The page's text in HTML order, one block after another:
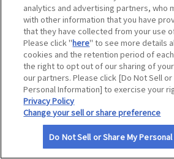
魚民 大村駅前店
飲食代10％割
アプリクーポン
ログインのうえ
用にはJAFアプ
です。
魚民 佐世保京町店
飲食代10％割
店舗を見る
サンマルクカフェ 佐世保四ヶ町店
アプリクーポン
ログインのうえ
用にはJAFアプ
です。
サンマルクカフェ 長崎浜町店
しゃぶ葉北佐世保店
アプリクーポン
ログインのうえ
用にはJAFアプ
です。
analytics and advertising partners, who
with other information that you have
that they have collected from your use
Please click "here" to see more details
cookies and the retention period of
the right to opt out of our sharing of
our partners. Please click [Do Not Sell or
Personal Information] to exercise your
Privacy Policy
Change your sell or share preference
Do Not Sell or Share My